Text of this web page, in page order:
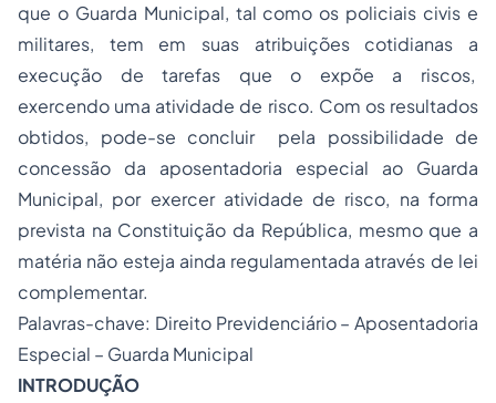
que o Guarda Municipal, tal como os policiais civis e
militares, tem em suas atribuições cotidianas a
execução de tarefas que o expõe a riscos,
exercendo uma atividade de risco. Com os resultados
obtidos, pode-se concluir pela possibilidade de
concessão da aposentadoria especial ao Guarda
Municipal, por exercer atividade de risco, na forma
prevista na Constituição da República, mesmo que a
matéria não esteja ainda regulamentada através de lei
complementar.
Palavras-chave: Direito Previdenciário – Aposentadoria
Especial – Guarda Municipal
INTRODUÇÃO